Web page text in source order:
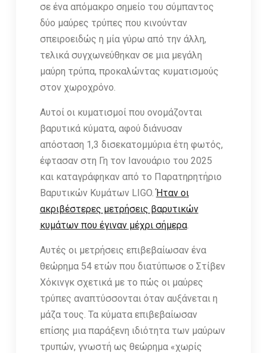
σε ένα απόμακρο σημείο του σύμπαντος
δύο μαύρες τρύπες που κινούνταν
σπειροειδώς η μία γύρω από την άλλη,
τελικά συγχωνεύθηκαν σε μια μεγάλη
μαύρη τρύπα, προκαλώντας κυματισμούς
στον χωροχρόνο.
Αυτοί οι κυματισμοί που ονομάζονται
βαρυτικά κύματα, αφού διάνυσαν
απόσταση 1,3 δισεκατομμύρια έτη φωτός,
έφτασαν στη Γη τον Ιανουάριο του 2025
και καταγράφηκαν από το Παρατηρητήριο
Βαρυτικών Κυμάτων LIGO.Ήταν οι
ακριβέστερες μετρήσεις βαρυτικών
κυμάτων που έγιναν μέχρι σήμερα.
Αυτές οι μετρήσεις επιβεβαίωσαν ένα
θεώρημα 54 ετών που διατύπωσε ο Στίβεν
Χόκινγκ σχετικά με το πώς οι μαύρες
τρύπες αναπτύσσονται όταν αυξάνεται η
μάζα τους. Τα κύματα επιβεβαίωσαν
επίσης μια παράξενη ιδιότητα των μαύρων
τρυπών, γνωστή ως θεώρημα «χωρίς